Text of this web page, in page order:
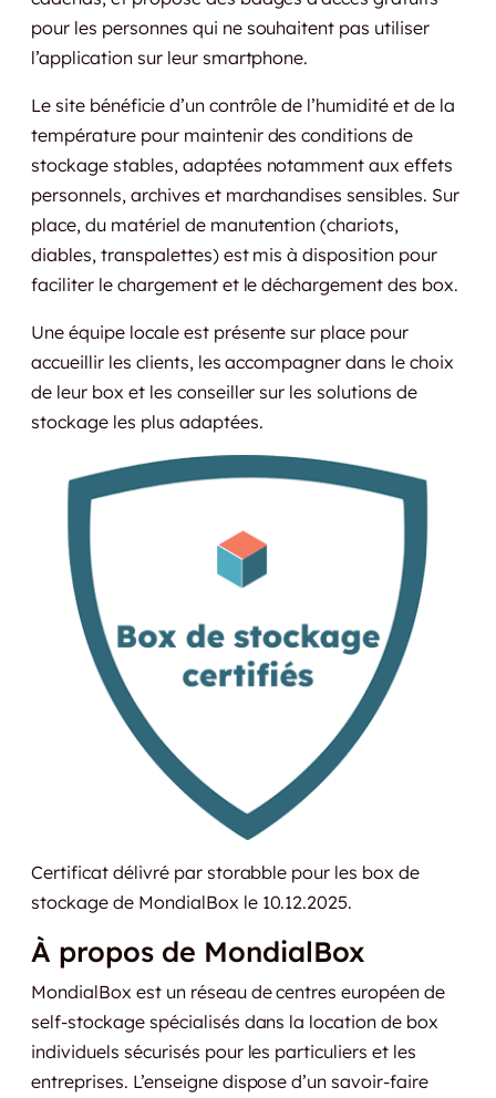
pour les personnes qui ne souhaitent pas utiliser
l’application sur leur smartphone.
Le site bénéficie d’un contrôle de l’humidité et de la
température pour maintenir des conditions de
stockage stables, adaptées notamment aux effets
personnels, archives et marchandises sensibles. Sur
place, du matériel de manutention (chariots,
diables, transpalettes) est mis à disposition pour
faciliter le chargement et le déchargement des box.
Une équipe locale est présente sur place pour
accueillir les clients, les accompagner dans le choix
de leur box et les conseiller sur les solutions de
stockage les plus adaptées.
Certificat délivré par storabble pour les box de
stockage de MondialBox le 10.12.2025.
À propos de MondialBox
MondialBox est un réseau de centres européen de
self-stockage spécialisés dans la location de box
individuels sécurisés pour les particuliers et les
entreprises. L’enseigne dispose d’un savoir-faire